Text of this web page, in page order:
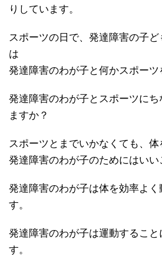
りしています。
スポーツの日で、発達障害の子
は
発達障害のわが子と何かスポーツ
発達障害のわが子とスポーツに
ますか？
スポーツとまでいかなくても、
発達障害のわが子のためにはいい
発達障害のわが子は体を効率よ
す。
発達障害のわが子は運動すること
す。